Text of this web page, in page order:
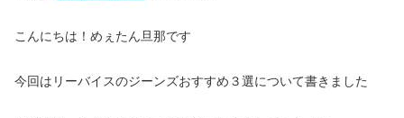
こんにちは！めぇたん旦那です
今回はリーバイスのジーンズおすすめ３選について書きました